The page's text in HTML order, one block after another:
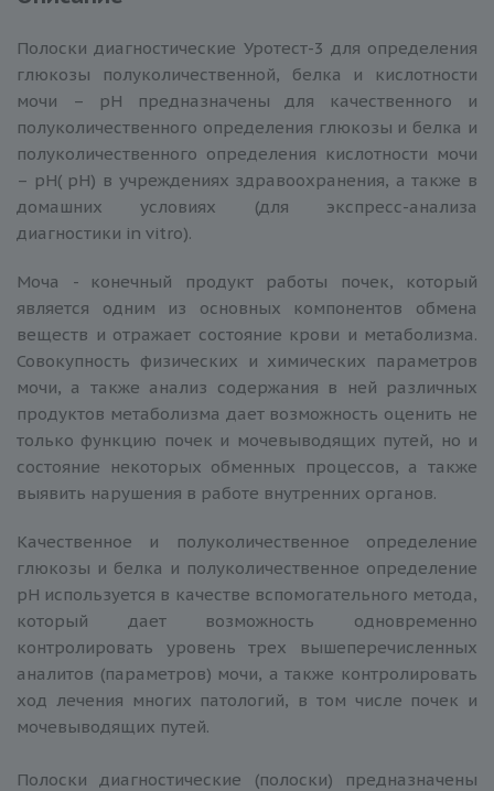
Полоски диагностические Уротест-3 для определения
глюкозы полуколичественной, белка и кислотности
мочи – рН предназначены для качественного и
полуколичественного определения глюкозы и белка и
полуколичественного определения кислотности мочи
– рН( рН) в учреждениях здравоохранения, а также в
домашних условиях (для экспресс-анализа
диагностики in vitro).
Моча - конечный продукт работы почек, который
является одним из основных компонентов обмена
веществ и отражает состояние крови и метаболизма.
Совокупность физических и химических параметров
мочи, а также анализ содержания в ней различных
продуктов метаболизма дает возможность оценить не
только функцию почек и мочевыводящих путей, но и
состояние некоторых обменных процессов, а также
выявить нарушения в работе внутренних органов.
Качественное и полуколичественное определение
глюкозы и белка и полуколичественное определение
рН используется в качестве вспомогательного метода,
который дает возможность одновременно
контролировать уровень трех вышеперечисленных
аналитов (параметров) мочи, а также контролировать
ход лечения многих патологий, в том числе почек и
мочевыводящих путей.
Полоски диагностические (полоски) предназначены